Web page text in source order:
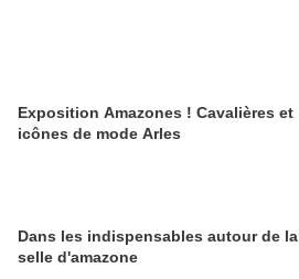
Exposition Amazones ! Cavalières et
icônes de mode Arles
Dans les indispensables autour de la
selle d'amazone